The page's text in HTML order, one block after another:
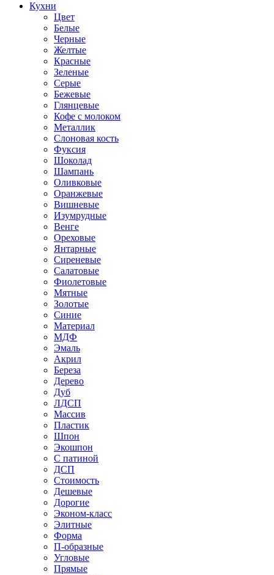
Кухни
Цвет
Белые
Черные
Желтые
Красные
Зеленые
Серые
Бежевые
Глянцевые
Кофе с молоком
Металлик
Слоновая кость
Фуксия
Шоколад
Шампань
Оливковые
Оранжевые
Вишневые
Изумрудные
Венге
Ореховые
Янтарные
Сиреневые
Салатовые
Фиолетовые
Мятные
Золотые
Синие
Материал
МДФ
Эмаль
Акрил
Береза
Дерево
Дуб
ЛДСП
Массив
Пластик
Шпон
Экошпон
С патиной
ДСП
Стоимость
Дешевые
Дорогие
Эконом-класс
Элитные
Форма
П-образные
Угловые
Прямые